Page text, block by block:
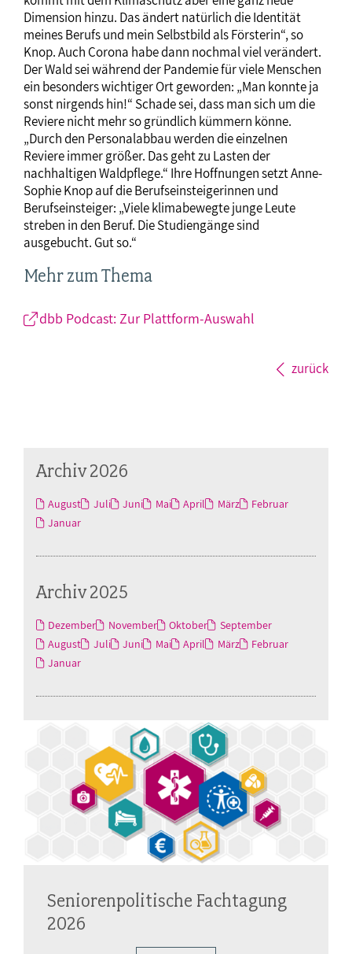
Dimension hinzu. Das ändert natürlich die Identität
meines Berufs und mein Selbstbild als Försterin“, so
Knop. Auch Corona habe dann nochmal viel verändert.
Der Wald sei während der Pandemie für viele Menschen
ein besonders wichtiger Ort geworden: „Man konnte ja
sonst nirgends hin!“ Schade sei, dass man sich um die
Reviere nicht mehr so gründlich kümmern könne.
„Durch den Personalabbau werden die einzelnen
Reviere immer größer. Das geht zu Lasten der
nachhaltigen Waldpflege.“ Ihre Hoffnungen setzt Anne-
Sophie Knop auf die Berufseinsteigerinnen und
Berufseinsteiger: „Viele klimabewegte junge Leute
streben in den Beruf. Die Studiengänge sind
ausgebucht. Gut so.“
Mehr zum Thema
dbb Podcast: Zur Plattform-Auswahl
zurück
Archiv 2026
August Juli Juni Mai April März
Februar
Januar
Archiv 2025
Dezember November Oktober
September
August
Juli Juni Mai April März
Februar
Januar
Seniorenpolitische Fachtagung
2026